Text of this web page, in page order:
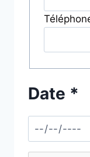
Date *